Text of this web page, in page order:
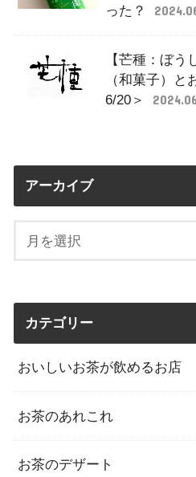
った？
【芒種：ぼ
（和菓子）
6/20＞
アーカイブ
カテゴリー
おいしいお茶が飲めるお店
お茶のあれこれ
お茶のデザート